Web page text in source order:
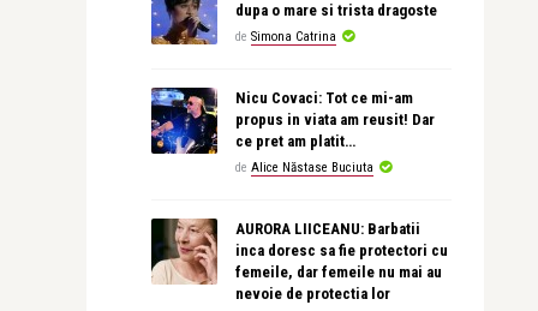
dupa o mare si trista dragoste
de Simona Catrina
Nicu Covaci: Tot ce mi-am
propus in viata am reusit! Dar
ce pret am platit…
de Alice Năstase Buciuta
AURORA LIICEANU: Barbatii
inca doresc sa fie protectori cu
femeile, dar femeile nu mai au
nevoie de protectia lor